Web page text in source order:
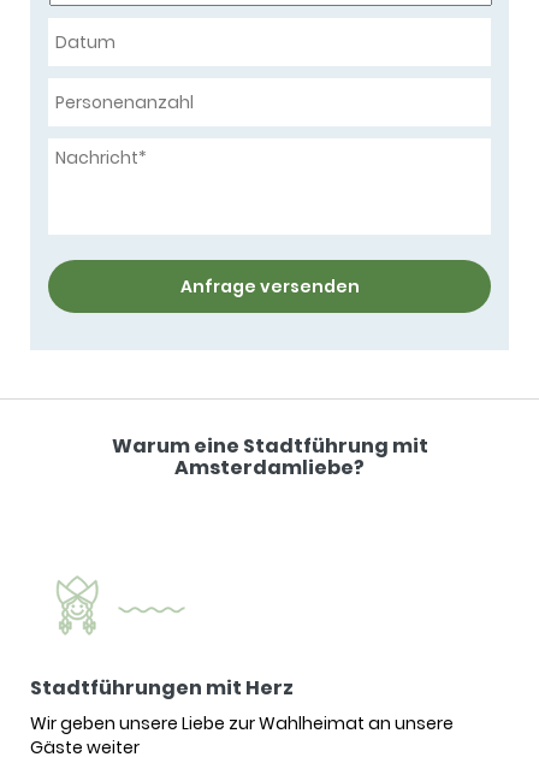
Anfrage versenden
Warum eine Stadtführung mit
Amsterdamliebe?
Stadtführungen mit Herz
Wir geben unsere Liebe zur Wahlheimat an unsere
Gäste weiter